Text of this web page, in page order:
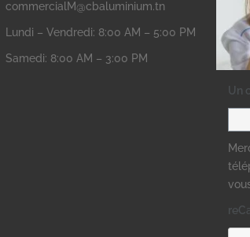
commercialM@cbaluminium.tn
Lundi – Vendredi: 8:00 AM – 5:00 PM
Samedi: 8:00 AM – 3:00 PM
Un